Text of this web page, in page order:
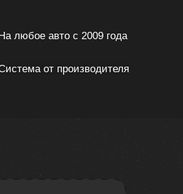
любое авто с 2009 года
от производителя